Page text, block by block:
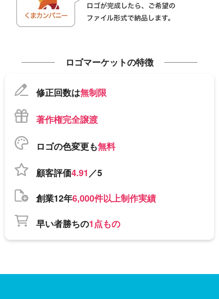
ロゴマーケットの特徴
修正回数は無制限
著作権完全譲渡
ロゴの色変更も無料
顧客評価4.91／5
創業12年6,000件以上制作実績
早い者勝ちの1点もの